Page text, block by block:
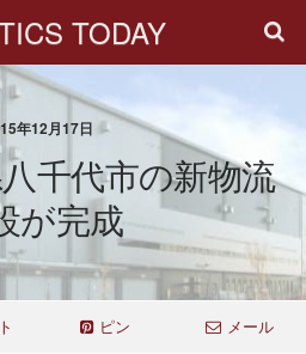
TODAY
年12月17日
千代市の新物流
が完成
ピン メール